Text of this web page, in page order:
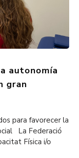
autonomía
gran
para favorecer la
La Federació
Física i/o